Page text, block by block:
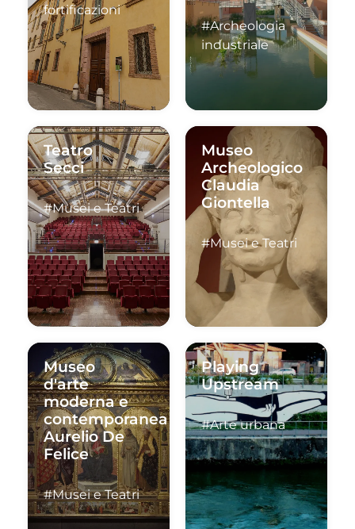
fortificazioni
#Archeologia
industriale
Teatro
Secci
#Musei e Teatri
Museo
Archeologico
Claudia
Giontella
#Musei e Teatri
Museo
d'arte
moderna e
contemporanea
Aurelio De
Felice
#Musei e Teatri
Playing
Upstream
#Arte urbana